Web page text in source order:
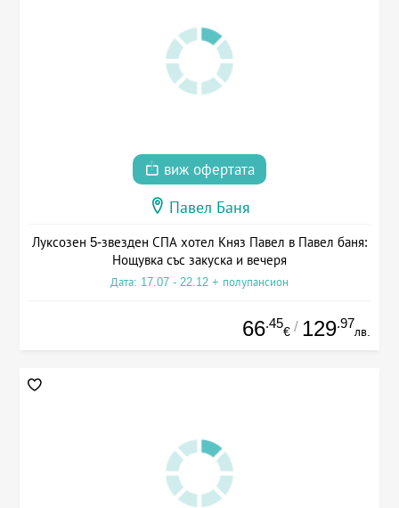
виж офертата
Павел Баня
Луксозен 5-звезден СПА хотел Княз Павел в Павел баня:
Нощувка със закуска и вечеря
Дата: 17.07 - 22.12 + полупансион
66.45
€ / 129.97
лв.